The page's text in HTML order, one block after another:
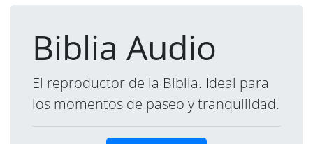
Biblia Audio
El reproductor de la Biblia. Ideal para
los momentos de paseo y tranquilidad.